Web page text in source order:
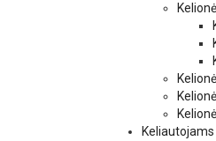
Keliautojams